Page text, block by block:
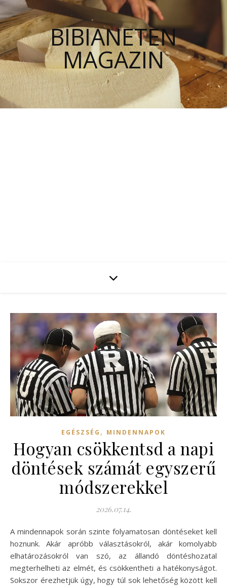
BIBIANETEN
MAGAZIN
EGÉSZSÉG , MINDENNAPOK
Hogyan csökkentsd a napi
döntések számát egyszerű
módszerekkel
2026.07.14.
A mindennapok során szinte folyamatosan döntéseket kell
hoznunk. Akár apróbb választásokról, akár komolyabb
elhatározásokról van szó, az állandó döntéshozatal
megterhelheti az elmét, és csökkentheti a hatékonyságot.
Sokszor érezhetjük úgy, hogy túl sok lehetőség között kell